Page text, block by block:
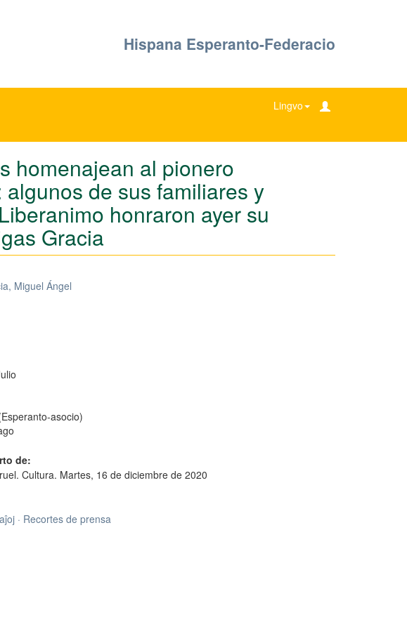
Hispana Esperanto-Federacio
Lingvo
homenajean al pionero
de sus familiares y
honraron ayer su
Gracia
Miguel Ángel
asocio)
de:
Cultura. Martes, 16 de diciembre de 2020
· Recortes de prensa